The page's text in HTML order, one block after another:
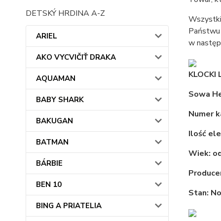
DETSKÝ HRDINA A-Z
ARIEL
AKO VYCVIČIŤ DRAKA
AQUAMAN
BABY SHARK
BAKUGAN
BATMAN
BÁRBIE
BEN 10
BING A PRIATELIA
Państwu
w
KLOCKI
Sowa
Numer
Ilość
Wiek:
Stan: